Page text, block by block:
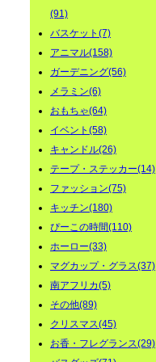
(91)
バスケット(7)
アニマル(158)
ガーデニング(56)
メラミン(6)
おもちゃ(64)
イベント(58)
キャンドル(26)
テープ・ステッカー(14)
ファッション(75)
キッチン(180)
ぴーこの時間(110)
ホーロー(33)
マグカップ・グラス(37)
南アフリカ(5)
その他(89)
クリスマス(45)
お香・フレグランス(29)